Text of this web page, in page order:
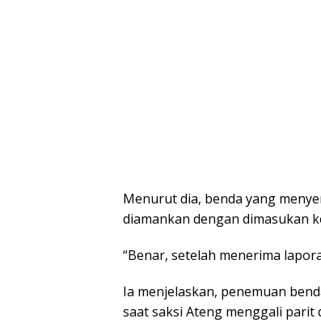
Menurut dia, benda yang
diamankan dengan dimasukan
“Benar, setelah menerima
Ia menjelaskan, penemuan
saat saksi Ateng menggali parit